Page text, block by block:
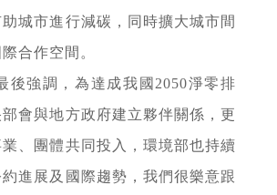
城市進行減碳，同時擴大城市間
合作空間。
後強調，為達成我國2050淨零排
會與地方政府建立夥伴關係，更
、團體共同投入，環境部也持續
進展及國際趨勢，我們很樂意跟